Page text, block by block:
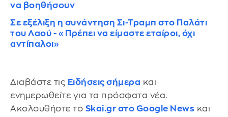
να βοηθήσουν
Σε εξέλιξη η συνάντηση Σι-Τραμπ στο Παλάτι
του Λαού - «Πρέπει να είμαστε εταίροι, όχι
αντίπαλοι»
Διαβάστε τις Ειδήσεις σήμερα και
ενημερωθείτε για τα πρόσφατα νέα.
Ακολουθήστε το Skai.gr στο Google News και